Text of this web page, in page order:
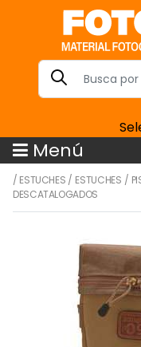
Menú
/ ESTUCHES / ESTUCHES /
DESCATALOGADOS